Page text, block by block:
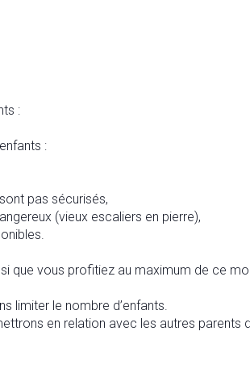
:
:
pas sécurisés,
(vieux escaliers en pierre),
que vous profitiez au maximum de ce
limiter le nombre d’enfants.
en relation avec les autres